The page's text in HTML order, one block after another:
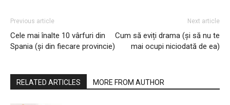
Previous article
Cele mai înalte 10 vârfuri din
Spania (și din fiecare provincie)
Next article
Cum să eviți drama (și să nu te
mai ocupi niciodată de ea)
RELATED ARTICLES MORE FROM AUTHOR